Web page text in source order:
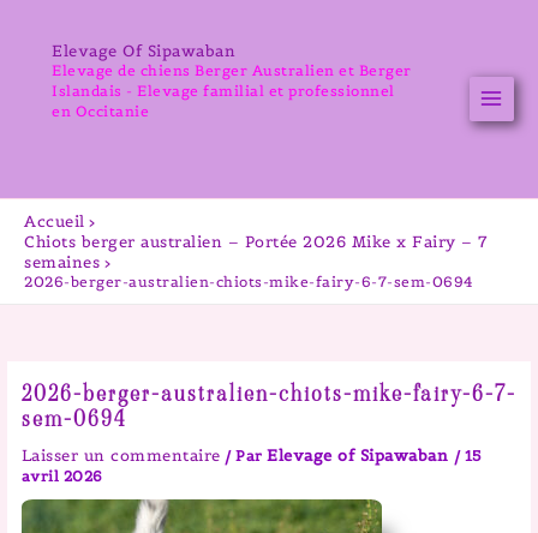
contenuElevage Of Sipawaban
Elevage de chiens Berger Australien et Berger
Islandais - Elevage familial et professionnel
en Occitanie
Accueil
Chiots berger australien – Portée 2026 Mike x Fairy – 7
semaines
2026-berger-australien-chiots-mike-fairy-6-7-sem-0694
2026-berger-australien-chiots-mike-fairy-6-7-
sem-0694
Laisser un commentaire / ParElevage of Sipawaban / 15
avril 2026